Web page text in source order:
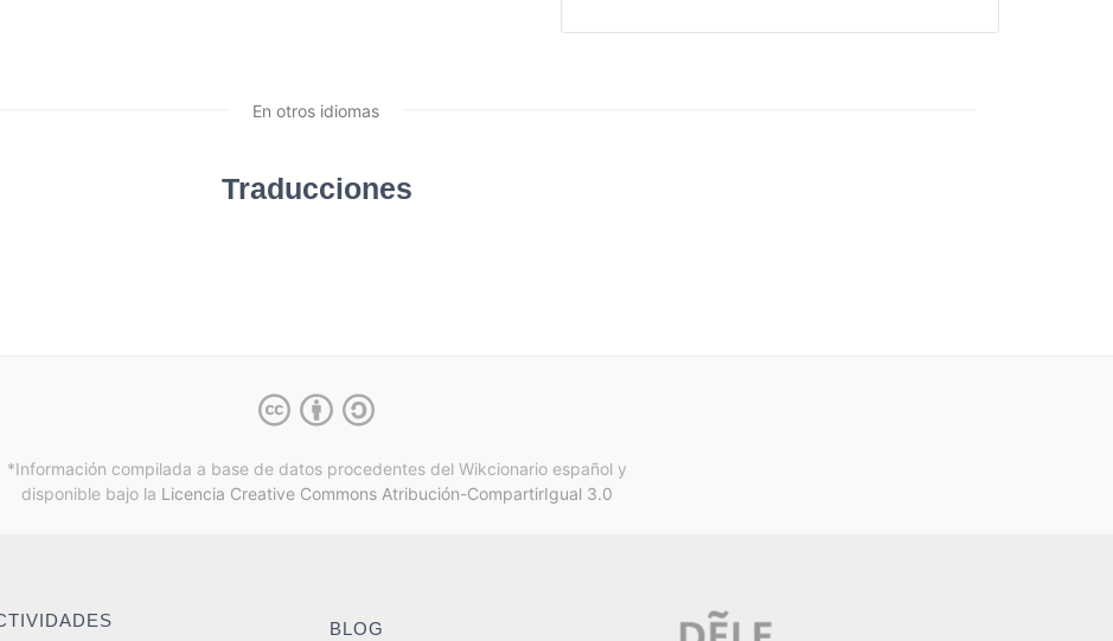
En otros idiomas
Traducciones
*Información compilada a base de datos procedentes del Wikcionario español y
disponible bajo la Licencia Creative Commons Atribución-CompartirIgual 3.0
BLOG